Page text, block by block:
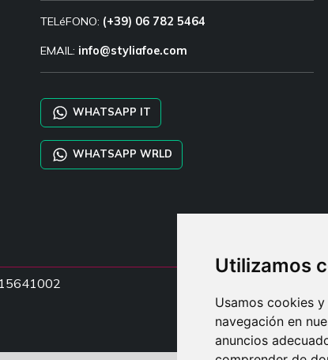
Utilizamos
Usamos cookies
navegación en
anuncios
TELéFONO: (+39) 06 782 5464
EMAIL: info@styliafoe.com
WHATSAPP IT
WHATSAPP WRLD